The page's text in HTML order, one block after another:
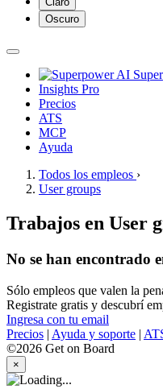
Oscuro
Insights Pro
Precios
ATS
MCP
Ayuda
Todos los empleos ›
User groups
Trabajos en User
No se han encontrado
Sólo empleos que valen la
Registrate gratis y descubrí
Ingresa con tu email
Precios | Ayuda y soporte |
©2026 Get on Board
×